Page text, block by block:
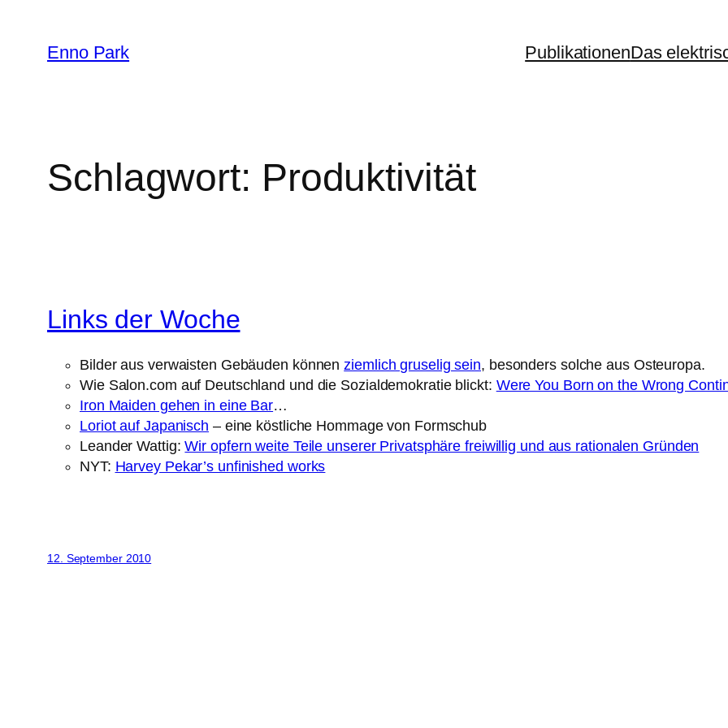
Inhalt
springen
Enno Park PublikationenDas
Schlagwort: Produktivität
Links der Woche
Bilder aus verwaisten Gebäuden könnenziemlich gruselig sein, besonders solche aus Osteuropa.
Wie Salon.com auf Deutschland und die Sozialdemokratie blickt: Were You Born on the Wrong
Iron Maiden gehen in eine Bar…
Loriot auf Japanisch – eine köstliche Hommage von Formschub
Leander Wattig:Wir opfern weite Teile unserer Privatsphäre freiwillig und aus rationalen Gründen
NYT: Harvey Pekar’s unfinished works
12. September 2010